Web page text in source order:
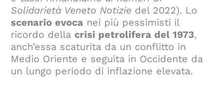
Solidarietà Veneto Notizie del 2022). Lo
scenario evoca nei più pessimisti il
ricordo dellacrisi petrolifera del 1973,
anch’essa scaturita da un conflitto in
Medio Oriente e seguita in Occidente da
un lungo periodo di inflazione elevata.